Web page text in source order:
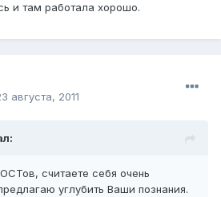
и там работала хорошо.
августа, 2011
считаете себя очень
углубить Ваши познания.